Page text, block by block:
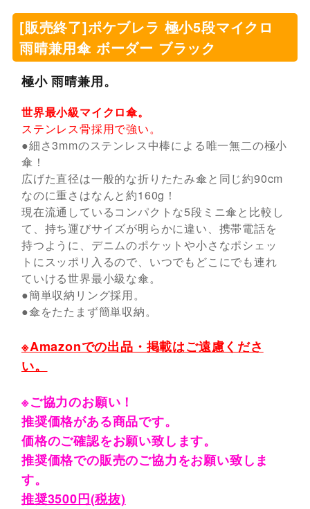
[販売終了]ポケブレラ 極小5段マイクロ
雨晴兼用傘 ボーダー ブラック
極小 雨晴兼用。
世界最小級マイクロ傘。
ステンレス骨採用で強い。
●細さ3mmのステンレス中棒による唯一無二の極小
傘！
広げた直径は一般的な折りたたみ傘と同じ約90cm
なのに重さはなんと約160g！
現在流通しているコンパクトな5段ミニ傘と比較し
て、持ち運びサイズが明らかに違い、携帯電話を
持つように、デニムのポケットや小さなポシェッ
トにスッポリ入るので、いつでもどこにでも連れ
ていける世界最小級な傘。
●簡単収納リング採用。
●傘をたたまず簡単収納。
※Amazonでの出品・掲載はご遠慮くださ
い。
※ご協力のお願い！
推奨価格がある商品です。
価格のご確認をお願い致します。
推奨価格での販売のご協力をお願い致しま
す。
推奨3500円(税抜)